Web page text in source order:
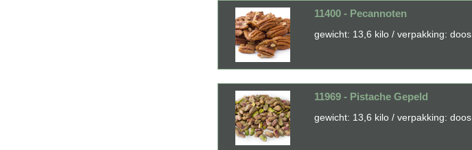
11400 - Pecannoten
gewicht: 13,6 kilo / verpakking: doos
11969 - Pistache Gepeld
gewicht: 13,6 kilo / verpakking: doos